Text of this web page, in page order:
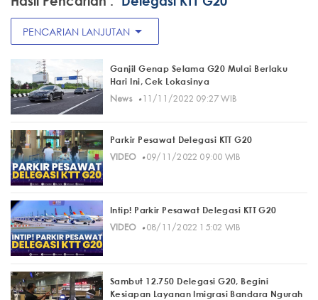
PENCARIAN LANJUTAN arrow_drop_down
Ganjil Genap Selama G20 Mulai Berlaku
Hari Ini, Cek Lokasinya
News· 11/11/2022 09:27 WIB
Parkir Pesawat Delegasi KTT G20
VIDEO· 09/11/2022 09:00 WIB
Intip! Parkir Pesawat Delegasi KTT G20
VIDEO· 08/11/2022 15:02 WIB
Sambut 12.750 Delegasi G20, Begini
Kesiapan Layanan Imigrasi Bandara Ngurah